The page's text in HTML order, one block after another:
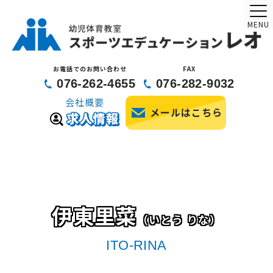
お電話でのお問い合わせ
076-262-4655
FAX
076-282-9032
会社概要
メールはこちら
MENU
伊東里菜 （いとう りな）
ITO-RINA